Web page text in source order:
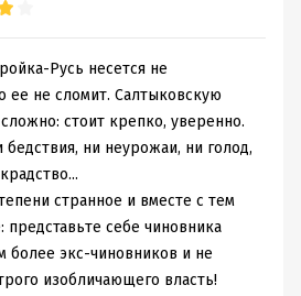
Русь несется не
ее не сломит. Салтыковскую
стоит крепко, уверенно.
ни неурожаи, ни голод,
странное и вместе с тем
представьте себе чиновника
более экс-чиновников и не
изобличающего власть!